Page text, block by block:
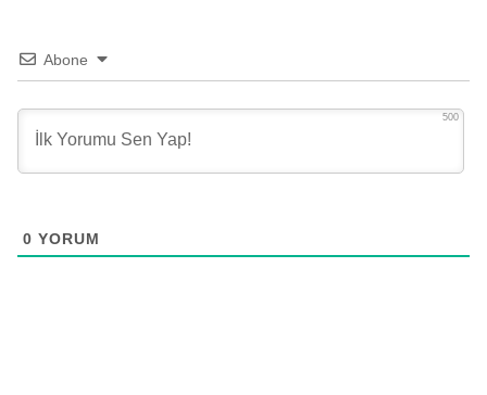
Abone
500
0 YORUM